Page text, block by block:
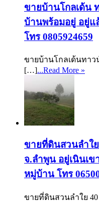
ขายบ้านโกลเด้น
บ้านพร้อมอยู่ อยู่แ
โทร 0805924659
ขายบ้านโกลเด้นทา
[…]...Read More »
ขายที่ดินสวนลำใ
จ.ลำพูน อยู่เนินเ
หมู่บ้าน โทร
ขายที่ดินสวนลำใย